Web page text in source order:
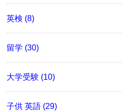
英検 (8)
留学 (30)
大学受験 (10)
子供 英語 (29)